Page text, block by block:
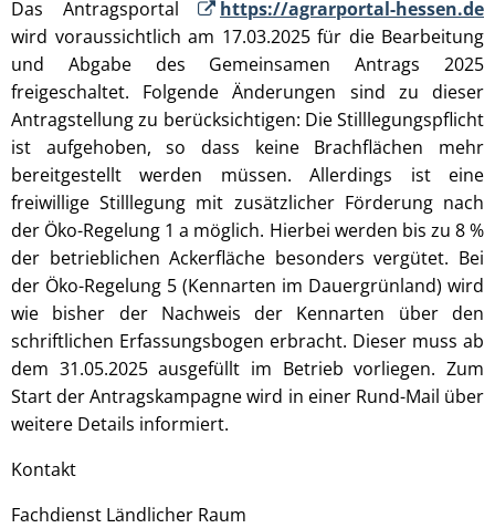
Das Antragsportal
https://agrarportal-hessen.de
wird voraussichtlich am 17.03.2025 für die Bearbeitung
und Abgabe des Gemeinsamen Antrags 2025
freigeschaltet. Folgende Änderungen sind zu dieser
Antragstellung zu berücksichtigen: Die Stilllegungspflicht
ist aufgehoben, so dass keine Brachflächen mehr
bereitgestellt werden müssen. Allerdings ist eine
freiwillige Stilllegung mit zusätzlicher Förderung nach
der Öko-Regelung 1 a möglich. Hierbei werden bis zu 8 %
der betrieblichen Ackerfläche besonders vergütet. Bei
der Öko-Regelung 5 (Kennarten im Dauergrünland) wird
wie bisher der Nachweis der Kennarten über den
schriftlichen Erfassungsbogen erbracht. Dieser muss ab
dem 31.05.2025 ausgefüllt im Betrieb vorliegen. Zum
Start der Antragskampagne wird in einer Rund-Mail über
weitere Details informiert.
Kontakt
Fachdienst Ländlicher Raum